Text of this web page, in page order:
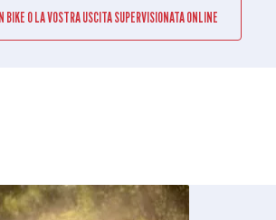
O LA VOSTRA USCITA SUPERVISIONATA ONLINE